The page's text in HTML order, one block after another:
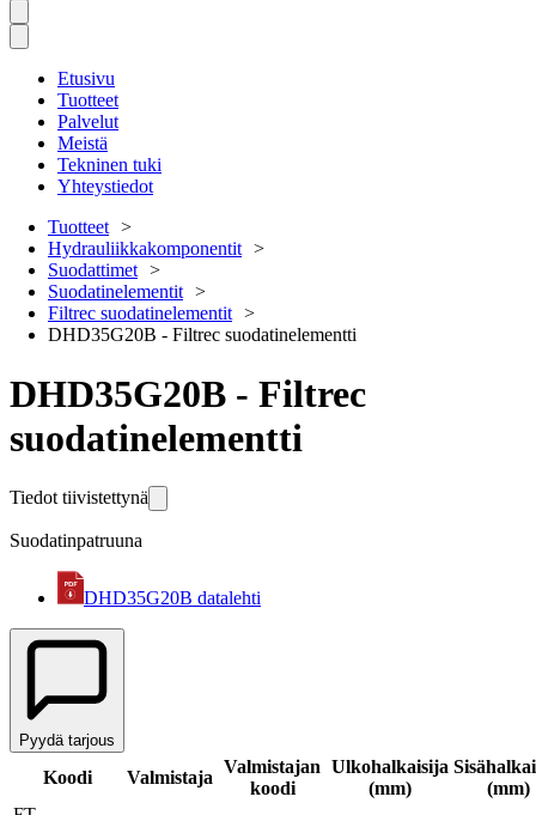
Etusivu
Tuotteet
Palvelut
Meistä
Tekninen tuki
Yhteystiedot
Tuotteet
Hydrauliikkakomponentit
Suodattimet
Suodatinelementit
Filtrec suodatinelementit
DHD35G20B - Filtrec suodatinelementti
DHD35G20B - Filtrec
suodatinelementti
Tiedot tiivistettynä
Suodatinpatruuna
DHD35G20B datalehti
Pyydä tarjous
Koodi Valmistaja
Valmistajan
koodi
Ulkohalkaisija
(mm)
(mm)